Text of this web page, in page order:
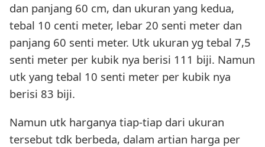
dan panjang 60 cm, dan ukuran yang kedua,
tebal 10 centi meter, lebar 20 senti meter dan
panjang 60 senti meter. Utk ukuran yg tebal 7,5
senti meter per kubik nya berisi 111 biji. Namun
utk yang tebal 10 senti meter per kubik nya
berisi 83 biji.
Namun utk harganya tiap-tiap dari ukuran
tersebut tdk berbeda, dalam artian harga per